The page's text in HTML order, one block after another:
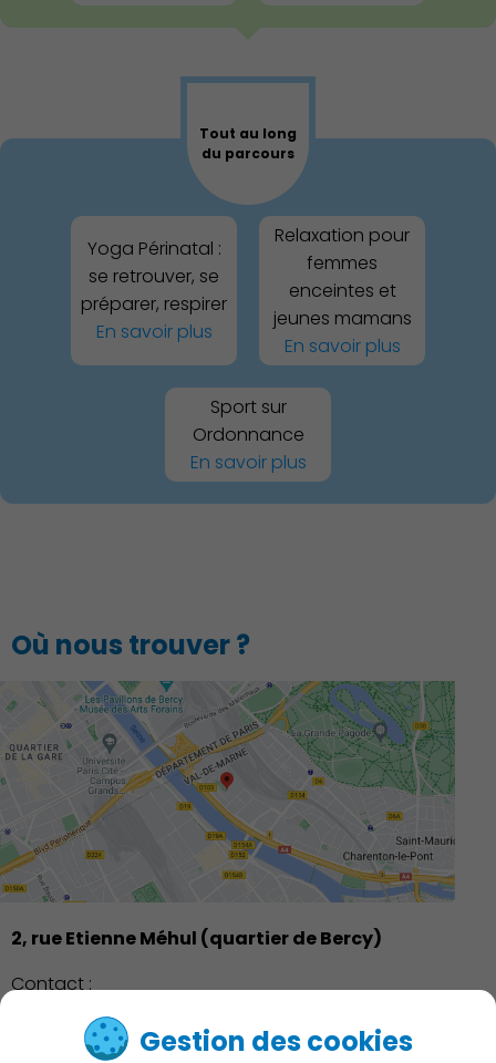
Gestion des cookies
Associations et Sports
Tout au long
du parcours
Yoga Périnatal :
se retrouver, se
préparer, respirer
En savoir plus
Relaxation pour
femmes
enceintes et
jeunes mamans
En savoir plus
Sport sur
Ordonnance
En savoir plus
Où nous trouver ?
2, rue Etienne Méhul (quartier de Bercy)
Contact :
Inscrivez-vous ici
01.45.18.36.18